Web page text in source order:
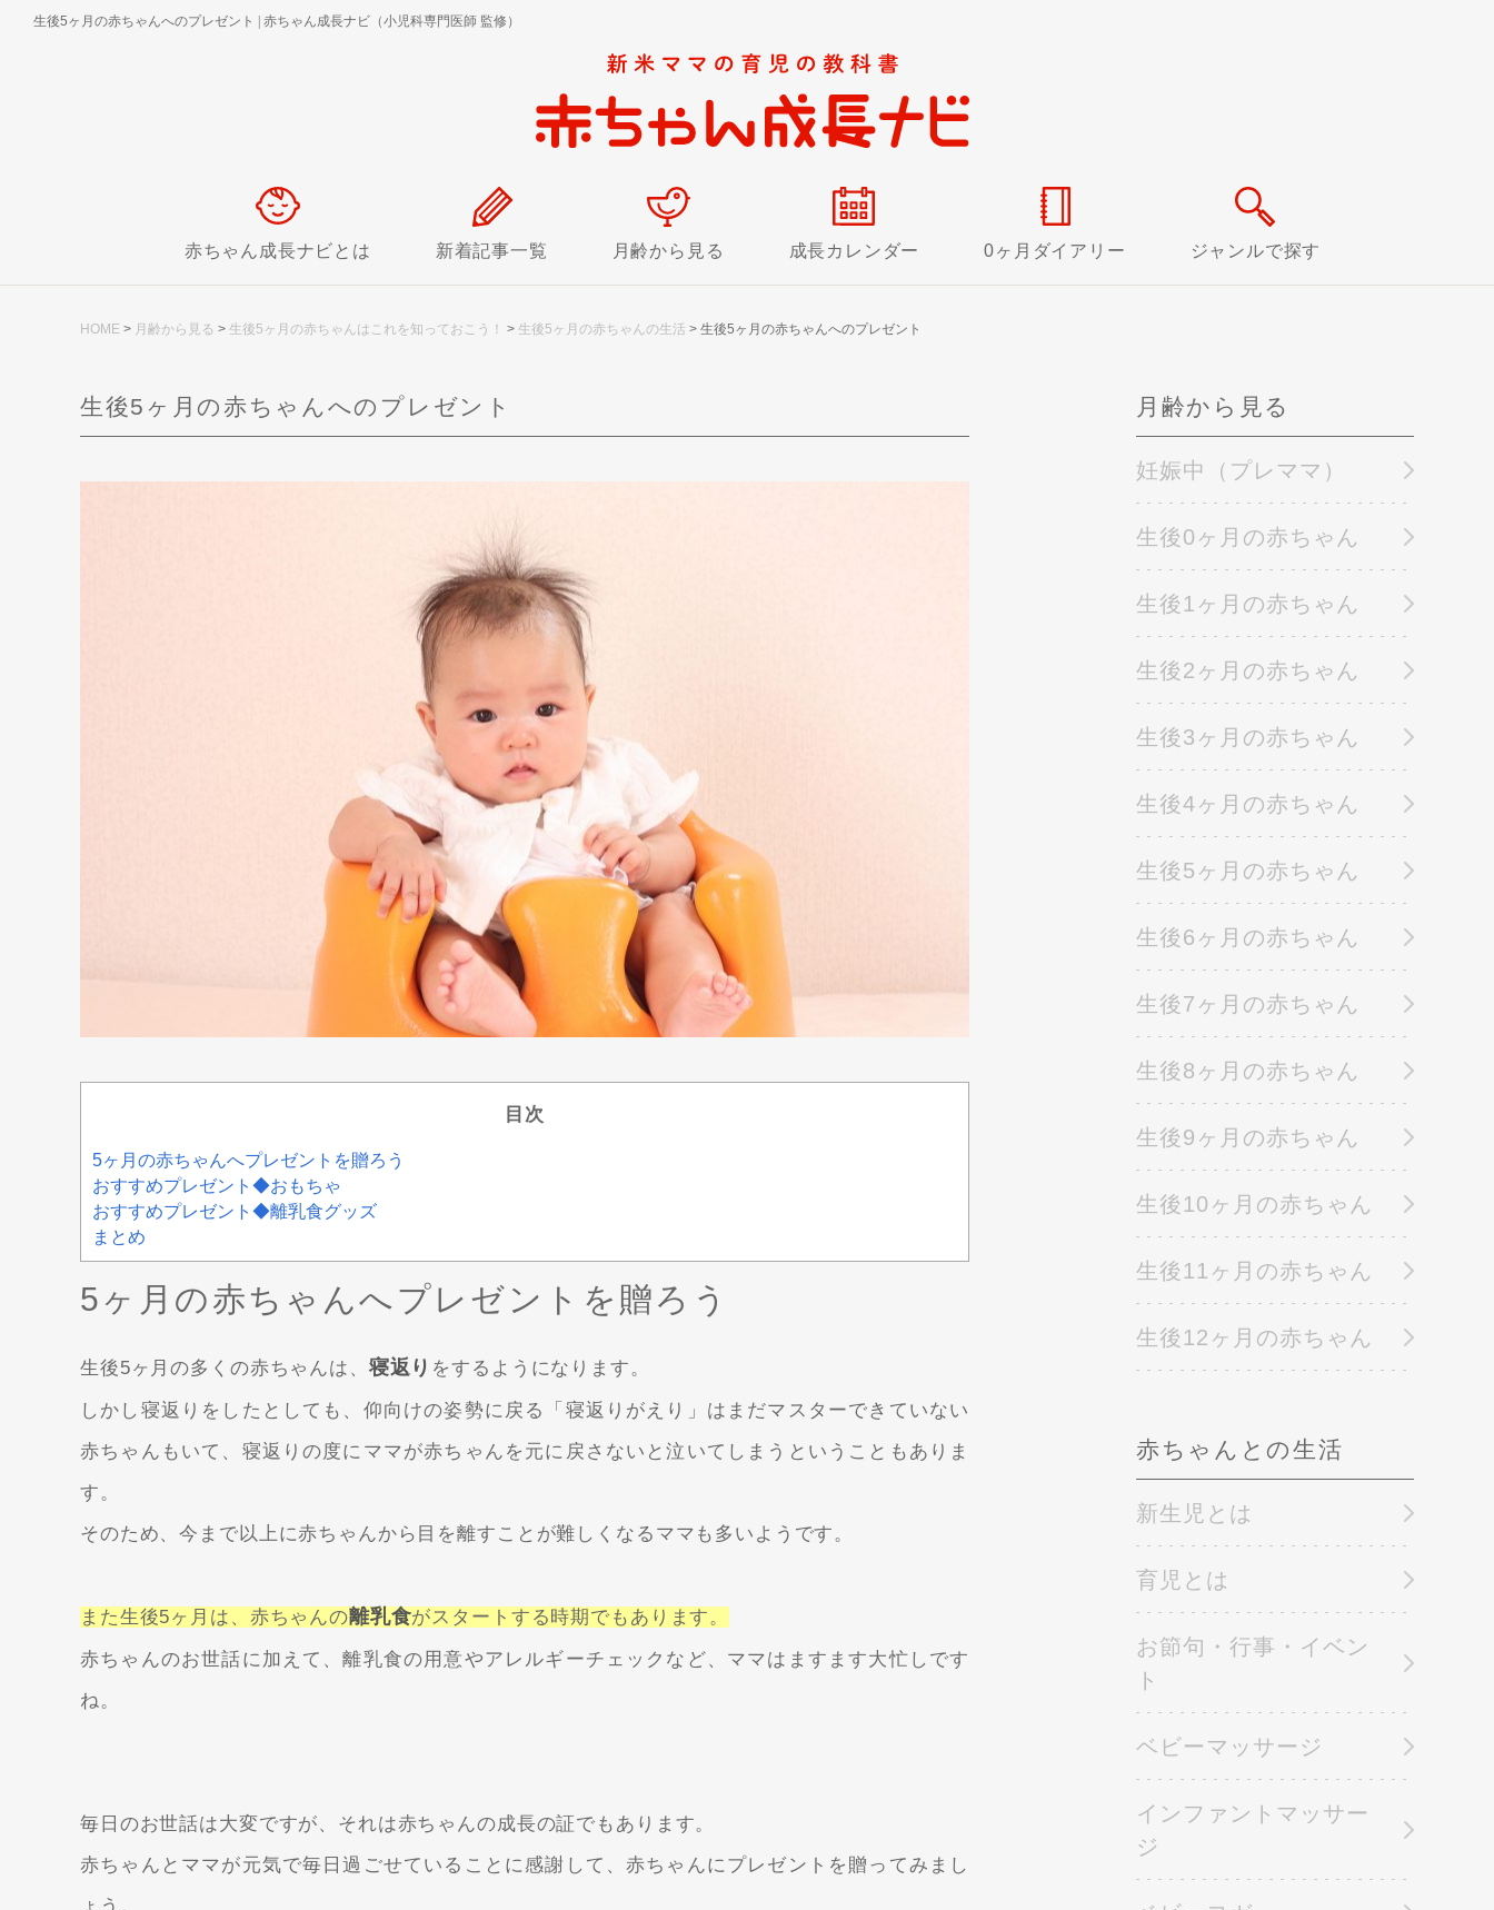
生後5ヶ月の赤ちゃんへのプレゼント 赤ちゃん成長ナビ（小児科専門医師 監修）
赤ちゃん成長ナビとは 新着記事一覧 月齢から見る 成長カレンダー 0ヶ月ダイアリー ジャンルで探す
HOME > 月齢から見る > 生後5ヶ月の赤ちゃんはこれを知っておこう！ > 生後5ヶ月の赤ちゃんの生活 > 生後5ヶ月の赤ちゃんへのプレゼント
生後5ヶ月の赤ちゃんへのプレゼント
目次
5ヶ月の赤ちゃんへプレゼントを贈ろう
おすすめプレゼント◆おもちゃ
おすすめプレゼント◆離乳食グッズ
まとめ
5ヶ月の赤ちゃんへプレゼントを贈ろう
生後5ヶ月の多くの赤ちゃんは、 寝返り をするようになります。
しかし寝返りをしたとしても、仰向けの姿勢に戻る「寝返りがえり」はまだマスターできていない
赤ちゃんもいて、寝返りの度にママが赤ちゃんを元に戻さないと泣いてしまうということもありま
す。
そのため、今まで以上に赤ちゃんから目を離すことが難しくなるママも多いようです。
また生後5ヶ月は、赤ちゃんの離乳食がスタートする時期でもあります。
赤ちゃんのお世話に加えて、離乳食の用意やアレルギーチェックなど、ママはますます大忙しです
ね。
毎日のお世話は大変ですが、それは赤ちゃんの成長の証でもあります。
赤ちゃんとママが元気で毎日過ごせていることに感謝して、赤ちゃんにプレゼントを贈ってみまし
月齢から見る
妊娠中（プレママ）
生後0ヶ月の赤ちゃん
生後1ヶ月の赤ちゃん
生後2ヶ月の赤ちゃん
生後3ヶ月の赤ちゃん
生後4ヶ月の赤ちゃん
生後5ヶ月の赤ちゃん
生後6ヶ月の赤ちゃん
生後7ヶ月の赤ちゃん
生後8ヶ月の赤ちゃん
生後9ヶ月の赤ちゃん
生後10ヶ月の赤ちゃん
生後11ヶ月の赤ちゃん
生後12ヶ月の赤ちゃん
赤ちゃんとの生活
新生児とは
育児とは
お節句・行事・イベン
ト
ベビーマッサージ
インファントマッサー
ジ